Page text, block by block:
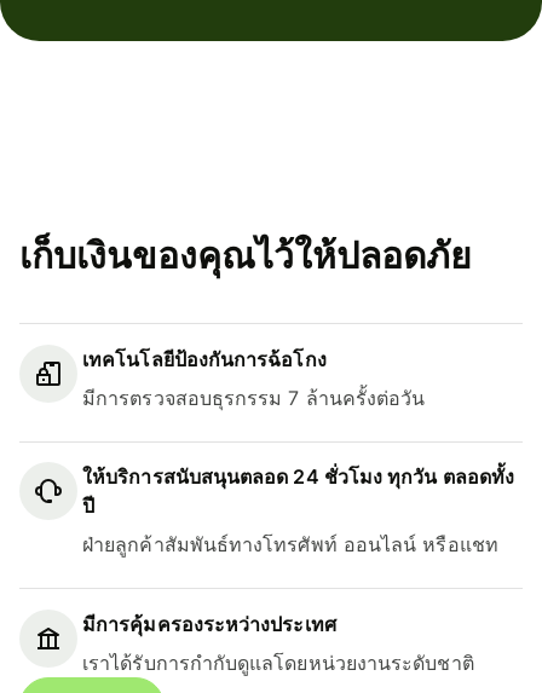
เก็บเงินของคุณไว้ให้ปลอดภัย
เทคโนโลยีป้องกันการฉ้อโกง
มีการตรวจสอบธุรกรรม 7 ล้านครั้งต่อวัน
ให้บริการสนับสนุนตลอด 24 ชั่วโมง ทุกวัน ตลอดทั้ง
ปี
ฝ่ายลูกค้าสัมพันธ์ทางโทรศัพท์ ออนไลน์ หรือแชท
มีการคุ้มครองระหว่างประเทศ
เราได้รับการกำกับดูแลโดยหน่วยงานระดับชาติ